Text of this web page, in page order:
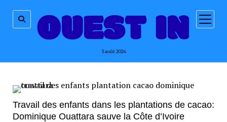
3 août 2026
ouvrir
menu
Travail des enfants dans les plantations de cacao:
Dominique Ouattara sauve la Côte d’Ivoire